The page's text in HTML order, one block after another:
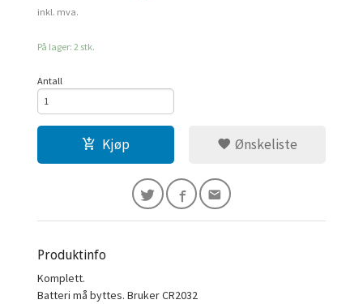
inkl. mva.
På lager: 2 stk.
Antall
Kjøp Ønskeliste
Produktinfo
Komplett.
Batteri må byttes. Bruker CR2032